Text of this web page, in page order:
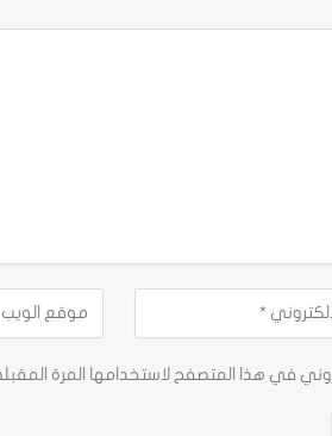
في هذا المتصفح لاستخدامها المرة